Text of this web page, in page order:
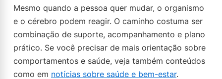
Mesmo quando a pessoa quer mudar, o organismo
e o cérebro podem reagir. O caminho costuma ser
combinação de suporte, acompanhamento e plano
prático. Se você precisar de mais orientação sobre
comportamentos e saúde, veja também conteúdos
como em notícias sobre saúde e bem-estar.